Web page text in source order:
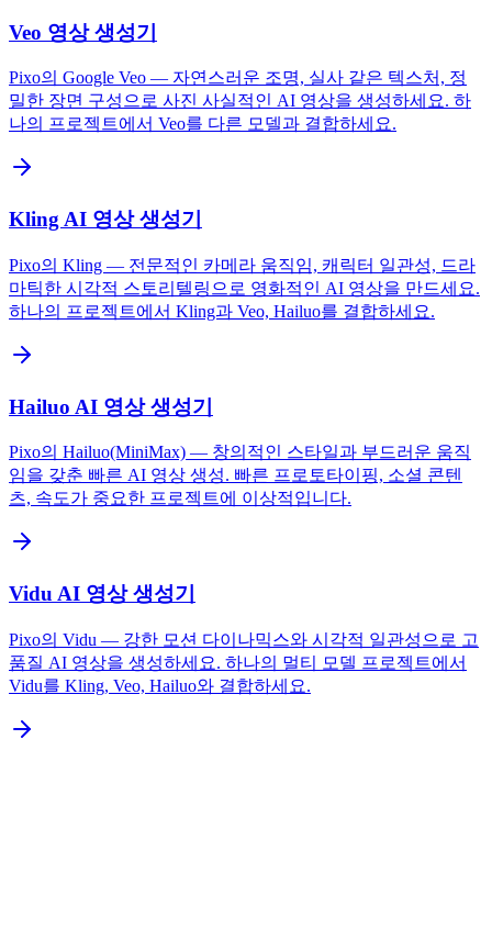
Veo 영상 생성기
Pixo의 Google Veo — 자연스러운 조명, 실사 같은 텍스처, 정
밀한 장면 구성으로 사진 사실적인 AI 영상을 생성하세요. 하
나의 프로젝트에서 Veo를 다른 모델과 결합하세요.
Kling AI 영상 생성기
Pixo의 Kling — 전문적인 카메라 움직임, 캐릭터 일관성, 드라
마틱한 시각적 스토리텔링으로 영화적인 AI 영상을 만드세요.
하나의 프로젝트에서 Kling과 Veo, Hailuo를 결합하세요.
Hailuo AI 영상 생성기
Pixo의 Hailuo(MiniMax) — 창의적인 스타일과 부드러운 움직
임을 갖춘 빠른 AI 영상 생성. 빠른 프로토타이핑, 소셜 콘텐
츠, 속도가 중요한 프로젝트에 이상적입니다.
Vidu AI 영상 생성기
Pixo의 Vidu — 강한 모션 다이나믹스와 시각적 일관성으로 고
품질 AI 영상을 생성하세요. 하나의 멀티 모델 프로젝트에서
Vidu를 Kling, Veo, Hailuo와 결합하세요.